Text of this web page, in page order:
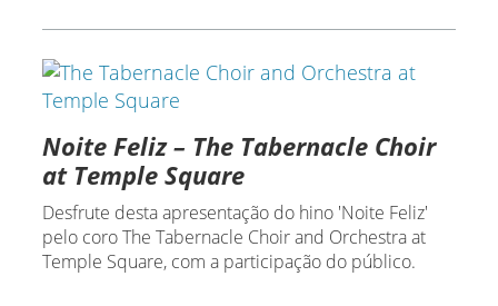
Noite Feliz – The Tabernacle Choir
at Temple Square
Desfrute desta apresentação do hino 'Noite Feliz'
pelo coro The Tabernacle Choir and Orchestra at
Temple Square, com a participação do público.